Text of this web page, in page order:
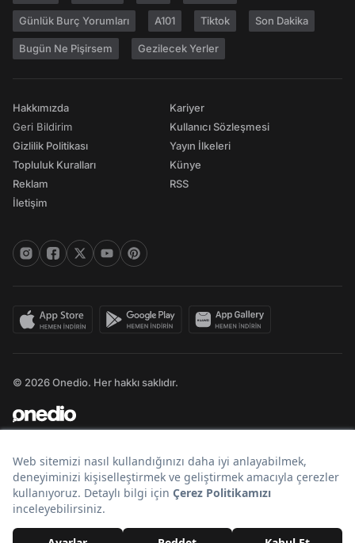
Günlük Burç Yorumları A101 Tiktok Son Dakika
Bugün Ne Pişirsem Gezilecek Yerler
Hakkımızda
Geri Bildirim
Gizlilik Politikası
Topluluk Kuralları
Reklam
İletişim
Kariyer
Kullanıcı Sözleşmesi
Yayın İlkeleri
Künye
RSS
© 2026 Onedio. Her hakkı saklıdır.
Bir markasıdır.